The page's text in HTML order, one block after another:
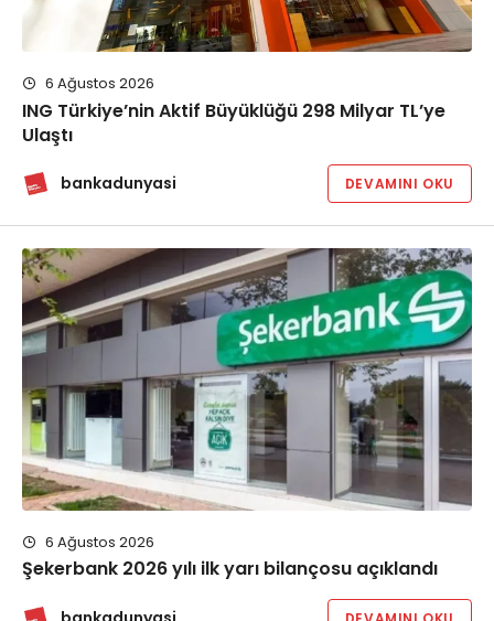
6 Ağustos 2026
ING Türkiye’nin Aktif Büyüklüğü 298 Milyar TL’ye
Ulaştı
bankadunyasi DEVAMINI OKU
6 Ağustos 2026
Şekerbank 2026 yılı ilk yarı bilançosu açıklandı